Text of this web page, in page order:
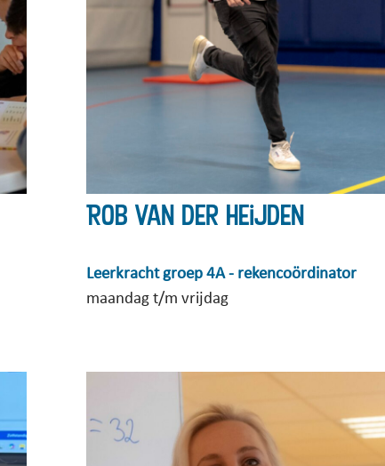
Rob van der Heijden
Leerkracht groep 4A - rekencoördinator
maandag t/m vrijdag